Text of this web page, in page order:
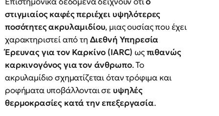
στιγμιαίος καφές περιέχει υψηλότερες
ποσότητες ακρυλαμιδίου, μιας ουσίας που έχει
χαρακτηριστεί από τη Διεθνή Υπηρεσία
Έρευνας για τον Καρκίνο (IARC) ωςπιθανώς
καρκινογόνος για τον άνθρωπο. Το
ακρυλαμίδιο σχηματίζεται όταν τρόφιμα και
ροφήματα υποβάλλονται σε υψηλές
θερμοκρασίες κατά την επεξεργασία.